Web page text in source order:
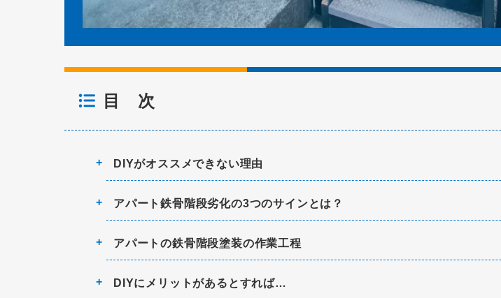
目 次
DIYがオススメできない理由
アパート鉄骨階段劣化の3つのサインとは？
アパートの鉄骨階段塗装の作業工程
DIYにメリットがあるとすれば…